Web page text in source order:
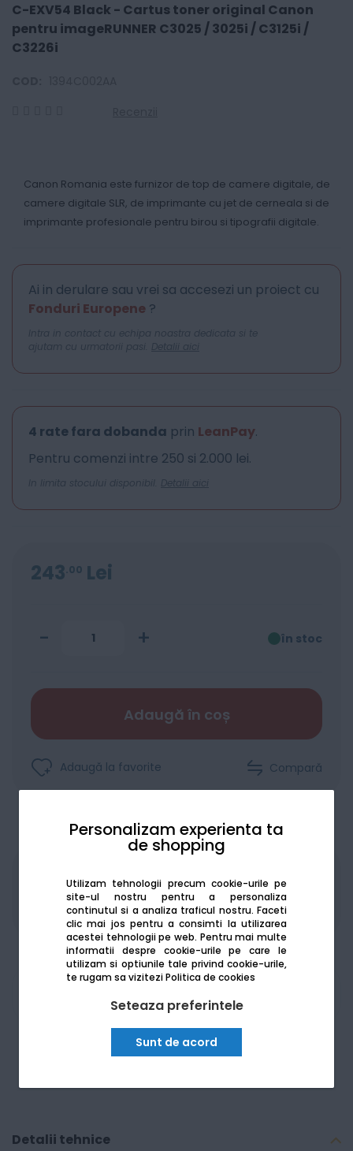
Personalizam experienta ta
de shopping
Utilizam tehnologii precum cookie-urile pe
site-ul nostru pentru a personaliza
continutul si a analiza traficul nostru. Faceti
clic mai jos pentru a consimti la utilizarea
acestei tehnologii pe web. Pentru mai multe
informatii despre cookie-urile pe care le
utilizam si optiunile tale privind cookie-urile,
te rugam sa viziteziPolitica de cookies
Seteaza preferintele
Sunt de acord
C-EXV54 Black - Cartus toner original Canon
pentru imageRUNNER C3025 / 3025i / C3125i /
C3226i
Canon Romania este furnizor de top de camere digitale, de
camere digitale SLR, de imprimante cu jet de cerneala si de
imprimante profesionale pentru birou si tipografii digitale.
Ai in derulare sau vrei sa accesezi un proiect cu
Fonduri Europene ?
Intra in contact cu echipa noastra dedicata si te
ajutam cu urmatorii pasi. Detalii aici
4 rate fara dobanda prin LeanPay.
Pentru comenzi intre 250 si 2.000 lei.
In limita stocului disponibil. Detalii aici
243 00 Lei
- + în stoc
Adaugă în coș
Adaugă la favorite Compară
Produsele sunt disponibile pe platforma de
achizitii publiceSEAP/SICAP
Detalii tehnice